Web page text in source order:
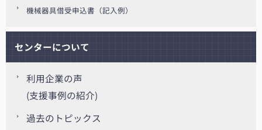
機械器具借受申込書（記入例）
センターについて
利用企業の声
(支援事例の紹介)
過去のトピックス